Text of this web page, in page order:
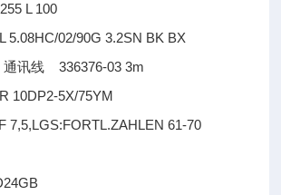
L 100
02/90G 3.2SN BK BX
通讯线 336376-03 3m
5X/75YM
61-70